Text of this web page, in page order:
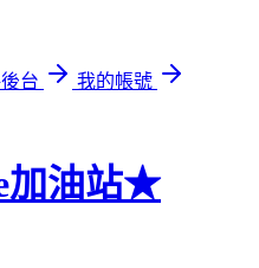
台
我的帳號
加油站★